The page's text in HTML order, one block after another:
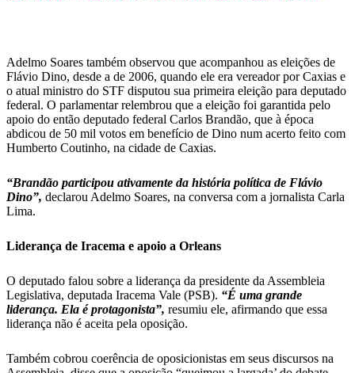
Adelmo Soares também observou que acompanhou as eleições de
Flávio Dino, desde a de 2006, quando ele era vereador por Caxias e
o atual ministro do STF disputou sua primeira eleição para deputado
federal. O parlamentar relembrou que a eleição foi garantida pelo
apoio do então deputado federal Carlos Brandão, que à época
abdicou de 50 mil votos em benefício de Dino num acerto feito com
Humberto Coutinho, na cidade de Caxias.
“Brandão participou ativamente da história política de Flávio
Dino”, declarou Adelmo Soares, na conversa com a jornalista Carla
Lima.
Liderança de Iracema e apoio a Orleans
O deputado falou sobre a liderança da presidente da Assembleia
Legislativa, deputada Iracema Vale (PSB). “É uma grande
liderança. Ela é protagonista”, resumiu ele, afirmando que essa
liderança não é aceita pela oposição.
Também cobrou coerência de oposicionistas em seus discursos na